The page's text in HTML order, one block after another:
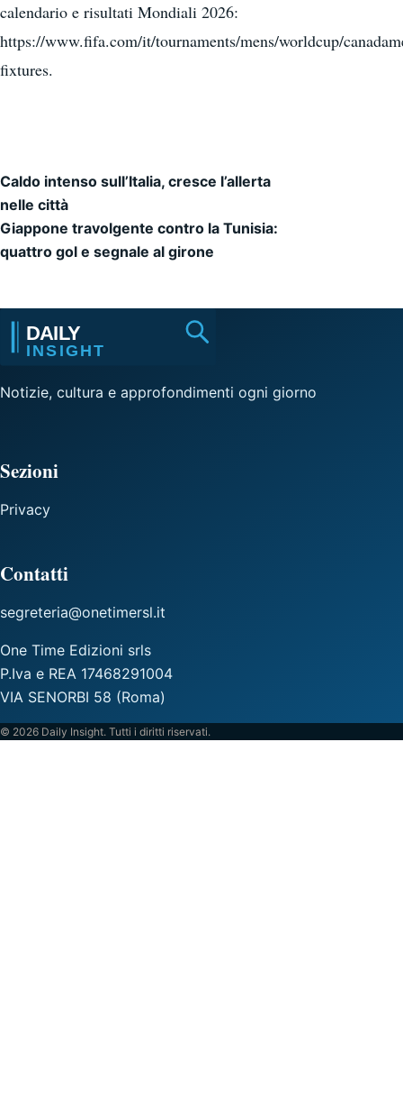
calendario e risultati Mondiali 2026:
https://www.fifa.com/it/tournaments/mens/worldcup/
fixtures.
Navigazione articoli
Caldo intenso sull’Italia, cresce l’allerta
nelle città
Giappone travolgente contro la Tunisia:
quattro gol e segnale al girone
Notizie, cultura e approfondimenti ogni giorno
Sezioni
Privacy
Contatti
segreteria@onetimersl.it
One Time Edizioni srls
P.Iva e REA 17468291004
VIA SENORBI 58 (Roma)
© 2026 Daily Insight. Tutti i diritti riservati.